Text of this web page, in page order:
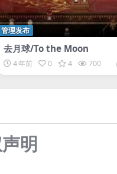
管理发布
去月球/To the Moon
4 年前 0 4 700
明